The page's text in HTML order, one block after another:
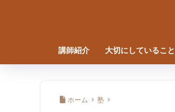
講師紹介 大切にしていること
ホーム 塾